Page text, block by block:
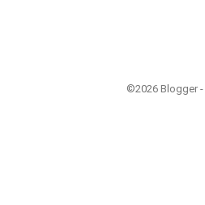
©2026 Blogger -